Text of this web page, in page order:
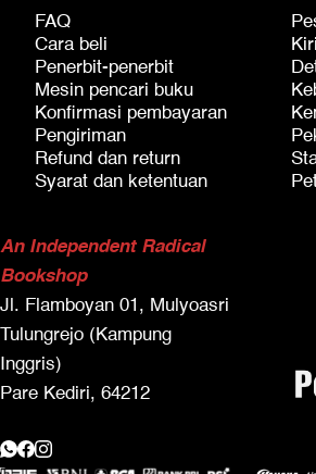
FAQ
Cara beli
Penerbit-penerbit
Mesin pencari buku
Konfirmasi pembayaran
Pengiriman
Refund dan return
Syarat dan ketentuan
An Independent Radical
Bookshop
Jl. Flamboyan 01, Mulyoasri
Tulungrejo (Kampung
Inggris)
Pare Kediri, 64212